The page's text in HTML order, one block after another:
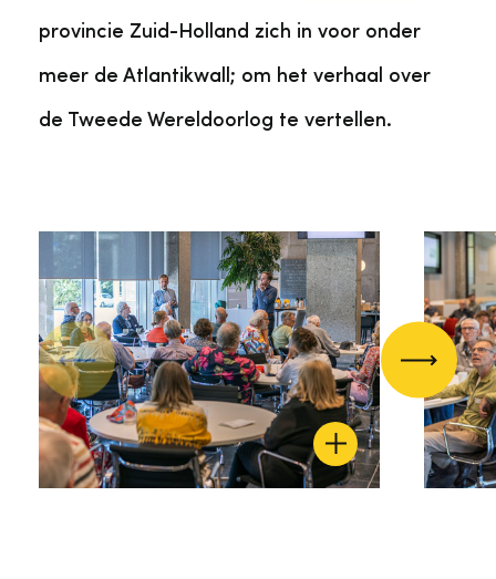
provincie Zuid-Holland zich in voor onder
meer de Atlantikwall; om het verhaal over
de Tweede Wereldoorlog te vertellen.
Vorige